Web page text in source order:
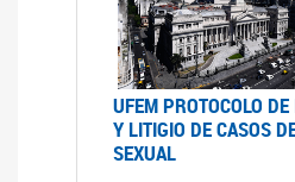
UFEM PROTOCOLO
Y LITIGIO DE CASOS
SEXUAL